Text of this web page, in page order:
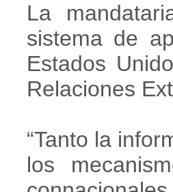
La
sistema de
Estados
Relaciones
“Tanto la
los